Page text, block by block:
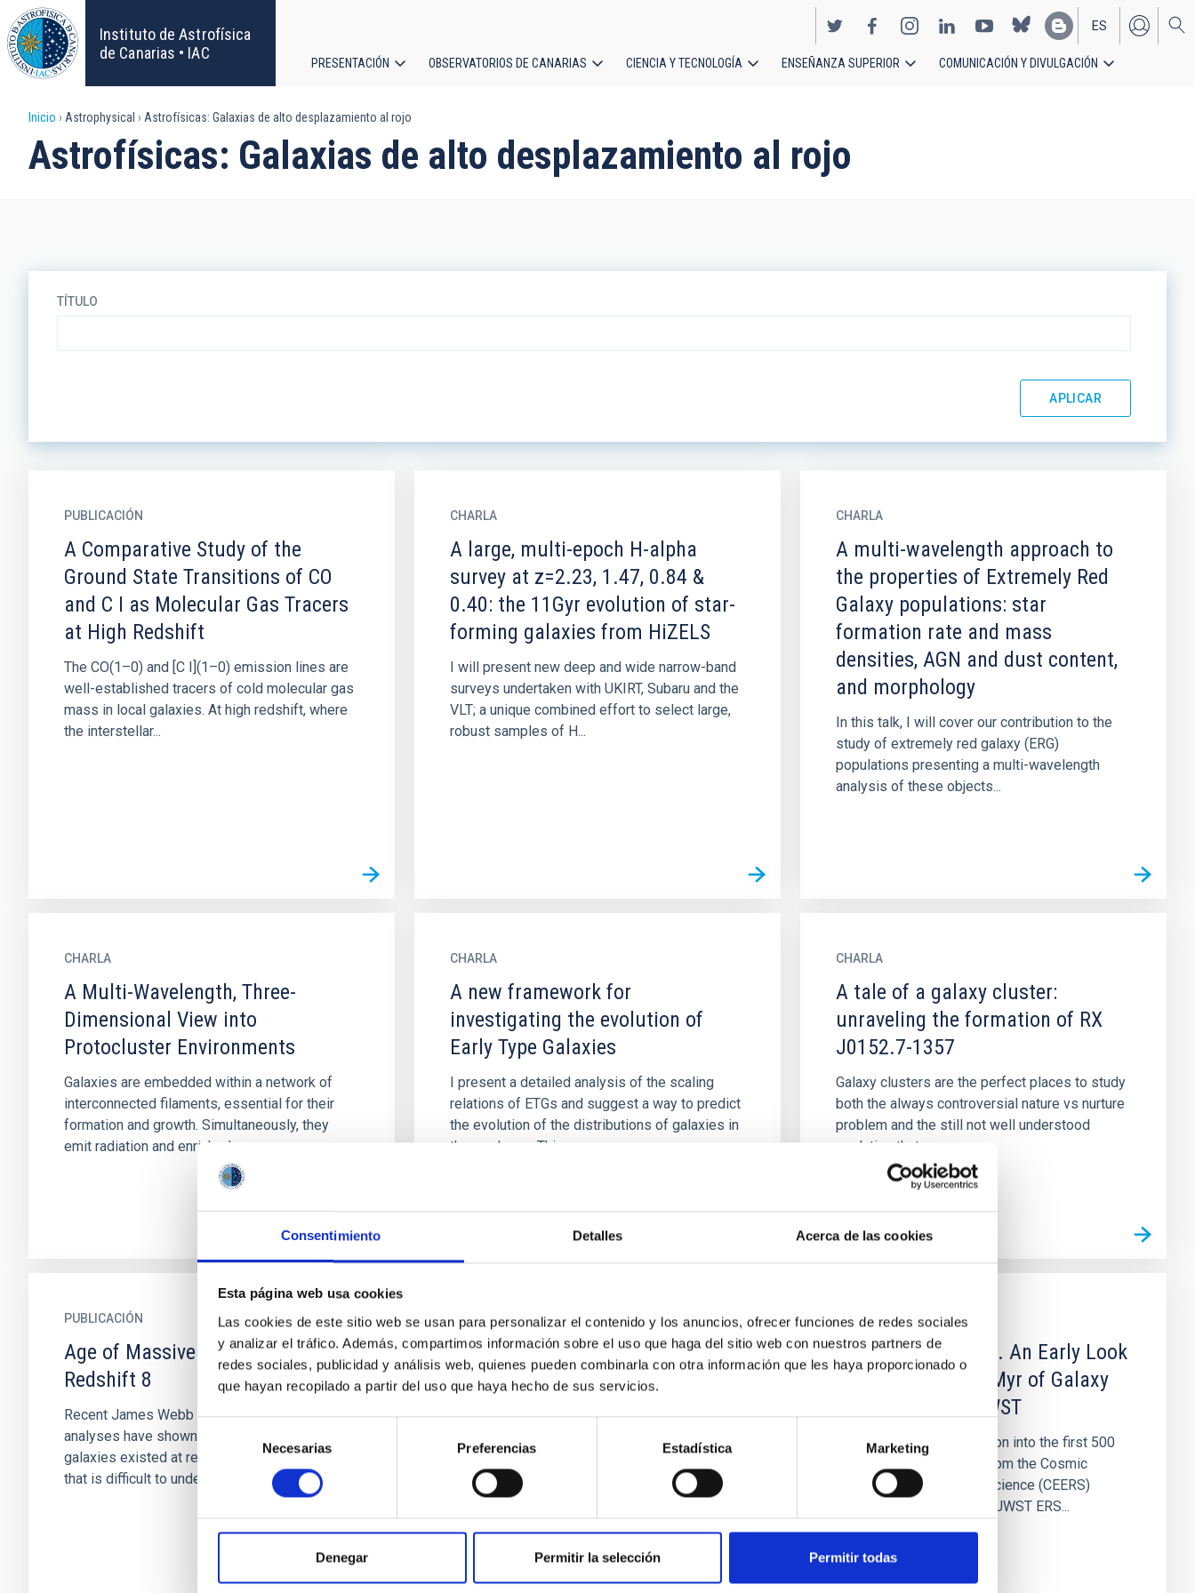
Consentimiento Detalles Acerca de las cookies
Esta página web usa cookies
Las cookies de este sitio web se usan para personalizar el contenido y los anuncios, ofrecer funciones de redes sociales
y analizar el tráfico. Además, compartimos información sobre el uso que haga del sitio web con nuestros partners de
redes sociales, publicidad y análisis web, quienes pueden combinarla con otra información que les haya proporcionado o
que hayan recopilado a partir del uso que haya hecho de sus servicios.
consentimiento
Necesarias Preferencias Estadística Marketing
Denegar Permitir la selección Permitir todas
Pasar
al
contenido
principal
Instituto de Astrofísica
de Canarias • IAC
EN
ES
principal
PRESENTACIÓN OBSERVATORIOS DE CANARIAS CIENCIA Y TECNOLOGÍA ENSEÑANZA SUPERIOR COMUNICACIÓN Y DIVULGACIÓN
Sobrescribir
enlaces
Inicio Astrophysical Astrofísicas: Galaxias de alto desplazamiento al rojo
Astrofísicas: Galaxias de alto desplazamiento al rojo
TÍTULO
PUBLICACIÓN
A Comparative Study of the
Ground State Transitions of CO
and C I as Molecular Gas Tracers
at High Redshift
The CO(1–0) and [C I](1–0) emission lines are
well-established tracers of cold molecular gas
mass in local galaxies. At high redshift, where
the interstellar...
CHARLA
A large, multi-epoch H-alpha
survey at z=2.23, 1.47, 0.84 &
0.40: the 11Gyr evolution of star-
forming galaxies from HiZELS
I will present new deep and wide narrow-band
surveys undertaken with UKIRT, Subaru and the
VLT; a unique combined effort to select large,
robust samples of H...
CHARLA
A multi-wavelength approach to
the properties of Extremely Red
Galaxy populations: star
formation rate and mass
densities, AGN and dust content,
and morphology
In this talk, I will cover our contribution to the
study of extremely red galaxy (ERG)
populations presenting a multi-wavelength
analysis of these objects...
CHARLA
A Multi-Wavelength, Three-
Dimensional View into
Protocluster Environments
Galaxies are embedded within a network of
interconnected filaments, essential for their
formation and growth. Simultaneously, they
emit radiation and enriched...
CHARLA
A new framework for
investigating the evolution of
Early Type Galaxies
I present a detailed analysis of the scaling
relations of ETGs and suggest a way to predict
the evolution of the distributions of galaxies in
these planes. This...
CHARLA
A tale of a galaxy cluster:
unraveling the formation of RX
J0152.7-1357
Galaxy clusters are the perfect places to study
both the always controversial nature vs nurture
problem and the still not well understood
evolution that...
PUBLICACIÓN
Age of Massive Galaxies at
Redshift 8
Recent James Webb Space Telescope data
analyses have shown that massive red
galaxies existed at redshifts z ≳ 6, a discovery
that is difficult to understand in...
PUBLICACIÓN
ALESS-JWST: Joint
(Sub)kiloparsec JWST and ALMA
Obscured Bulge Formation Events
We present JWST NIRCam imaging targeting
13 z ~ 3 infrared-luminous (L IR ∼ 5 × 10 12L
⊙) galaxies from the ALESS survey with
uniquely deep, high-resolution (0...
PUBLICACIÓN
CEERS Key Paper. I. An Early Look
into the First 500 Myr of Galaxy
Formation with JWST
We present an investigation into the first 500
Myr of galaxy evolution from the Cosmic
Evolution Early Release Science (CEERS)
survey. CEERS, one of 13 JWST ERS...